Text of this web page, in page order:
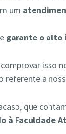
um
garante o alto
isso
referente a
que
à Faculdade